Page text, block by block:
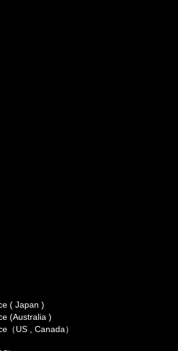
( Japan )
(Australia )
（US , Canada）